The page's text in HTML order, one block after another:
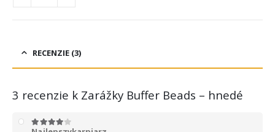
RECENZIE (3)
3 recenzie k Zarážky Buffer Beads – hnedé